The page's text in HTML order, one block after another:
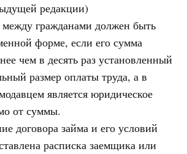
редакции)
между гражданами должен быть
форме, если его сумма
чем в десять раз установленный
размер оплаты труда, а в
является юридическое
от суммы.
договора займа и его условий
расписка заемщика или